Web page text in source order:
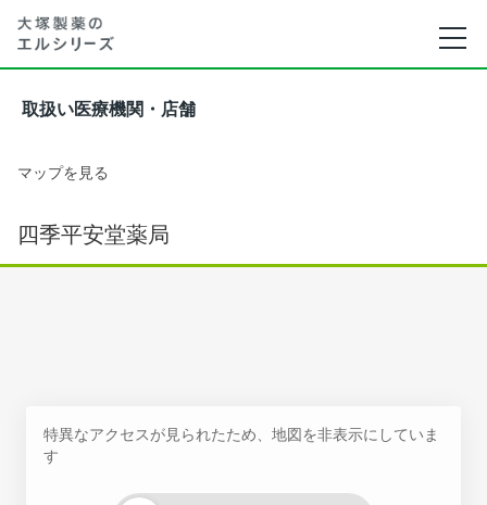
取扱い医療機関・店舗
マップを見る
四季平安堂薬局
特異なアクセスが見られたため、地図を非表示にしていま
す